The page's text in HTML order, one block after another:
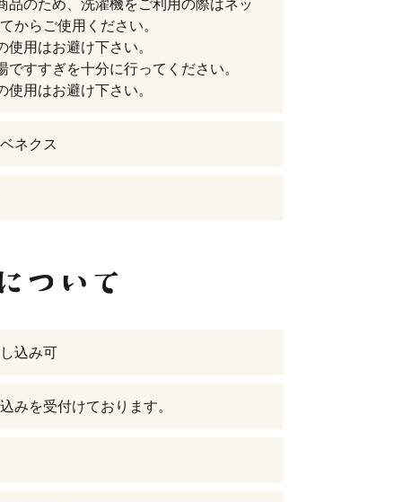
品のため、洗濯機をご利用の際はネッ
からご使用ください。
使用はお避け下さい。
ですすぎを十分に行ってください。
使用はお避け下さい。
ネクス
込み可
みを受付けております。